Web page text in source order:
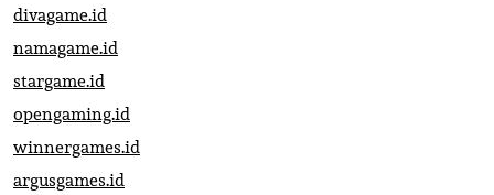
divagame.id
namagame.id
stargame.id
opengaming.id
winnergames.id
argusgames.id